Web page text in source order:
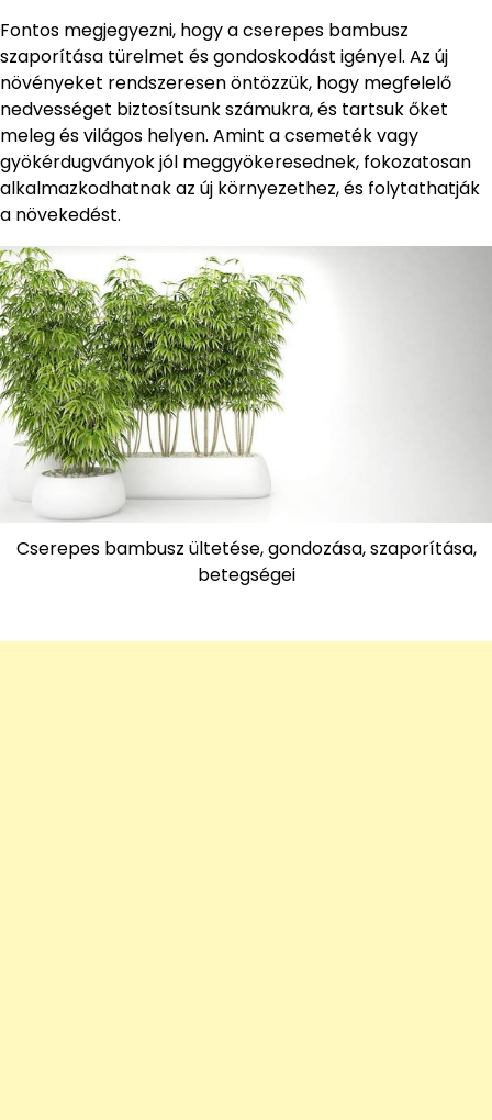
Fontos megjegyezni, hogy a cserepes bambusz
szaporítása türelmet és gondoskodást igényel. Az új
növényeket rendszeresen öntözzük, hogy megfelelő
nedvességet biztosítsunk számukra, és tartsuk őket
meleg és világos helyen. Amint a csemeték vagy
gyökérdugványok jól meggyökeresednek, fokozatosan
alkalmazkodhatnak az új környezethez, és folytathatják
a növekedést.
Cserepes bambusz ültetése, gondozása, szaporítása,
betegségei